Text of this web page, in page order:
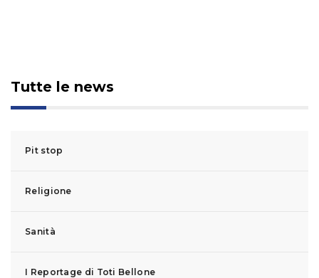
Tutte le news
Pit stop
Religione
Sanità
I Reportage di Toti Bellone